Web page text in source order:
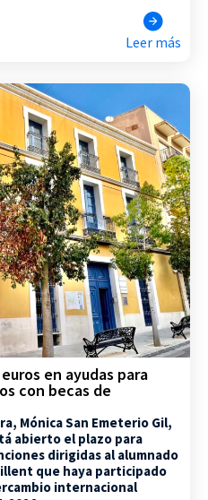
Leer más
en ayudas para
con becas de
Mónica San Emeterio Gil,
abierto el plazo para
dirigidas al alumnado
que haya participado
internacional